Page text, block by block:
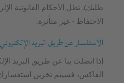
طلبك). تظل الأحكام القانونية
الاحتفاظ - غير متأثرة.
الاستفسار عن طريق البريد
إذا اتصلتَ بنا عن طريق البريد
الفاكس، فسيتم تخزين